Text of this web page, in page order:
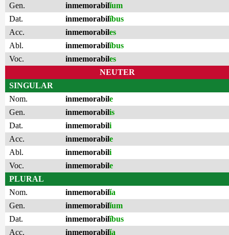
Gen.
inmemorabilĭum
Dat.
inmemorabilĭbus
Acc.
inmemorabiles
Abl.
inmemorabilĭbus
Voc.
inmemorabiles
NEUTER
SINGULAR
Nom.
inmemorabile
Gen.
inmemorabilis
Dat.
inmemorabili
Acc.
inmemorabile
Abl.
inmemorabili
Voc.
inmemorabile
PLURAL
Nom.
inmemorabilĭa
Gen.
inmemorabilĭum
Dat.
inmemorabilĭbus
Acc.
inmemorabilĭa